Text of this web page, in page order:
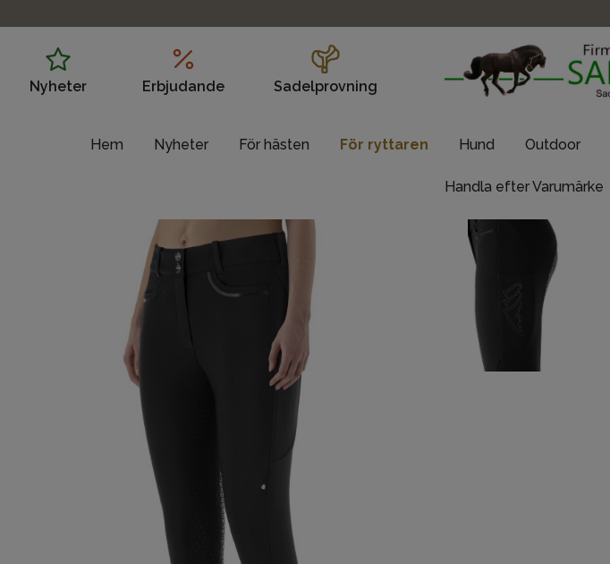
Nyheter Erbjudande Sadelprovning
Hem Nyheter För hästen För ryttaren Hund Outdoor
Handla efter Varumärke